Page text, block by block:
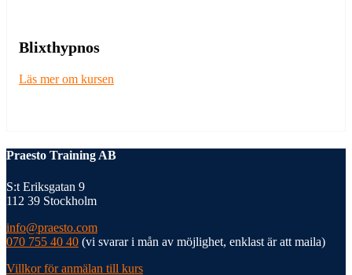
Blixthypnos
Läs mer om kursen
Praesto Training AB
S:t Eriksgatan 9
112 39 Stockholm
info@praesto.com
070 755 40 40 (vi svarar i mån av möjlighet, enklast är att maila)
Villkor för anmälan till kurs